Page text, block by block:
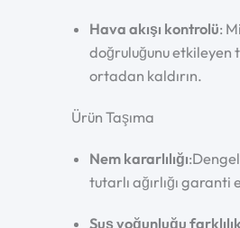
Hava akışı kontrolü:
doğruluğunu etkileyen
ortadan kaldırın.
Ürün Taşıma
Nem kararlılığı
tutarlı ağırlığı garanti
Suş yoğunluğu